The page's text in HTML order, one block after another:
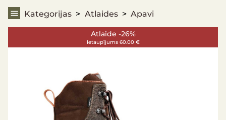
Kategorijas Atlaides Apavi
Atlaide -26%
Ietaupījums 60.00 €